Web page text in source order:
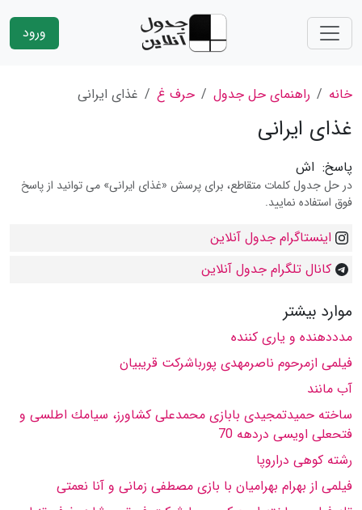
ورود
خانه راهنمای حل جدول حرف غ غذای ایرانی
غذای ایرانی
پاسخ: اش
در حل جدول کلمات متقاطع، برای پرسش «غذای ایرانی» می توانید از پاسخ
فوق استفاده نمایید.
اینستاگرام جدول آنلاین
کانال تلگرام جدول آنلاین
موارد بیشتر
مدددهنده و یاری كننده
فیلمی ازمرحوم ناصرمهدی پورباشركت قریبیان
آب مانند
ساخته حمیدتمجیدی بابازی محمدعلی كشاورز، سیامك اطلسی و
فتحعلی اویسی دردهه 70
رشته كوهی دراروپا
فیلمی از بهرام بهرامیان با بازی مصطفی زمانی و آنا نعمتی